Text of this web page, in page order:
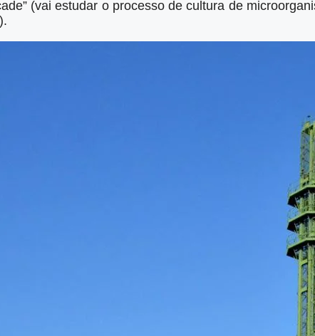
(vai estudar o processo de cultura de